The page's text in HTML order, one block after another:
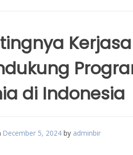
di Indonesia
December 5, 2024 by adminbir